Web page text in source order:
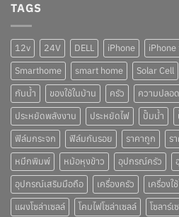
TAGS
12v 24V DELL iPhone iPhone
Smarthome
smart home Solar Cell
กันน้ำ
ของใช้ในบ้าน ครัว ความปลอ
ประหยัดพลังงาน
ประหยัดไฟ ปั๊มน้ำ
ฟิล์มกระจก
ฟิล์มกันรอย ราคาถูก ร
หมึกพิมพ์
หม้อหุงข้าว อุปกรณ์ครัว
อุปกรณ์เสริมมือถือ
เครื่องครัว เครื่องใ
แผงโซล่าเซลล์
โคมไฟโซล่าเซลล์ โซลาร์เ